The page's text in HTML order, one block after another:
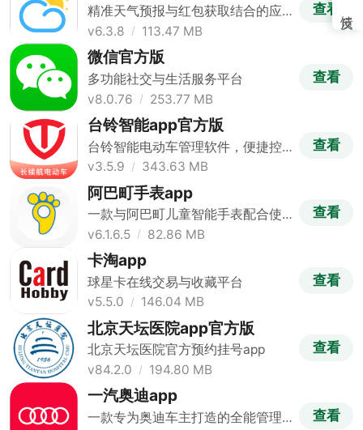
精准天气预报与红包获取结合的应
用
v6.3.8 113.47 MB
查看
微信官方版
多功能社交与生活服务平台
v8.0.76
253.77 MB
查看
台铃智能app官方版
台铃智能电动车管理软件，便捷控
制出行
v3.5.9 343.63 MB
查看
阿巴町手表app
一款与阿巴町儿童智能手表配合使
用的手表应用
v6.1.6.5 82.86 MB
查看
卡淘app
球星卡在线交易与收藏平台
v5.5.0
146.04 MB
查看
北京天坛医院app官方版
北京天坛医院官方预约挂号app
v84.2.0
194.80 MB
查看
一汽奥迪app
一款专为奥迪车主打造的全能管理
查看